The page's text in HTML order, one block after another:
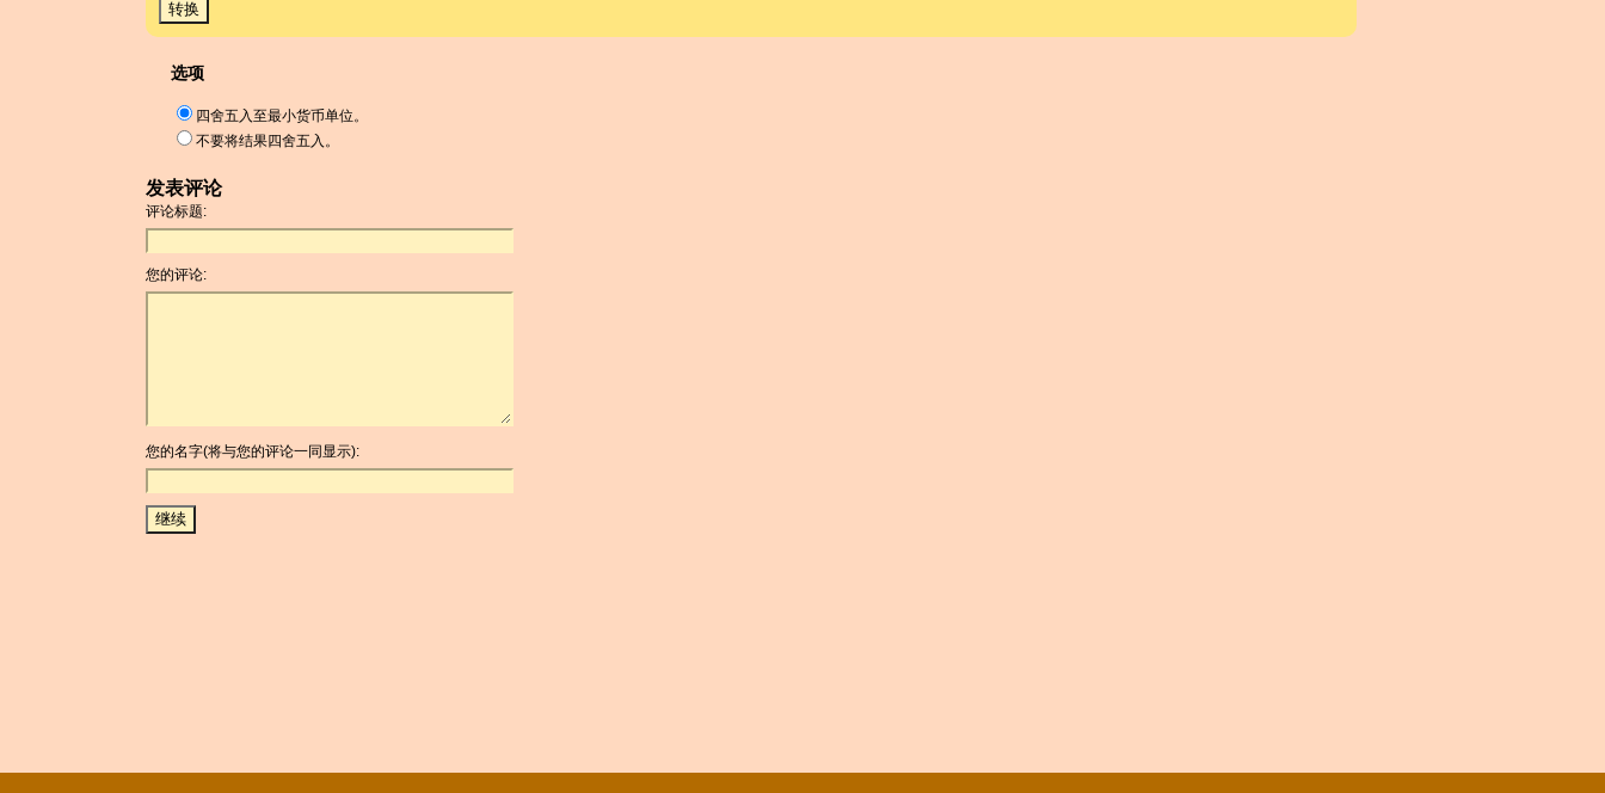
选项
四舍五入至最小货币单位。
不要将结果四舍五入。
发表评论
评论标题:
您的评论:
您的名字(将与您的评论一同显示):